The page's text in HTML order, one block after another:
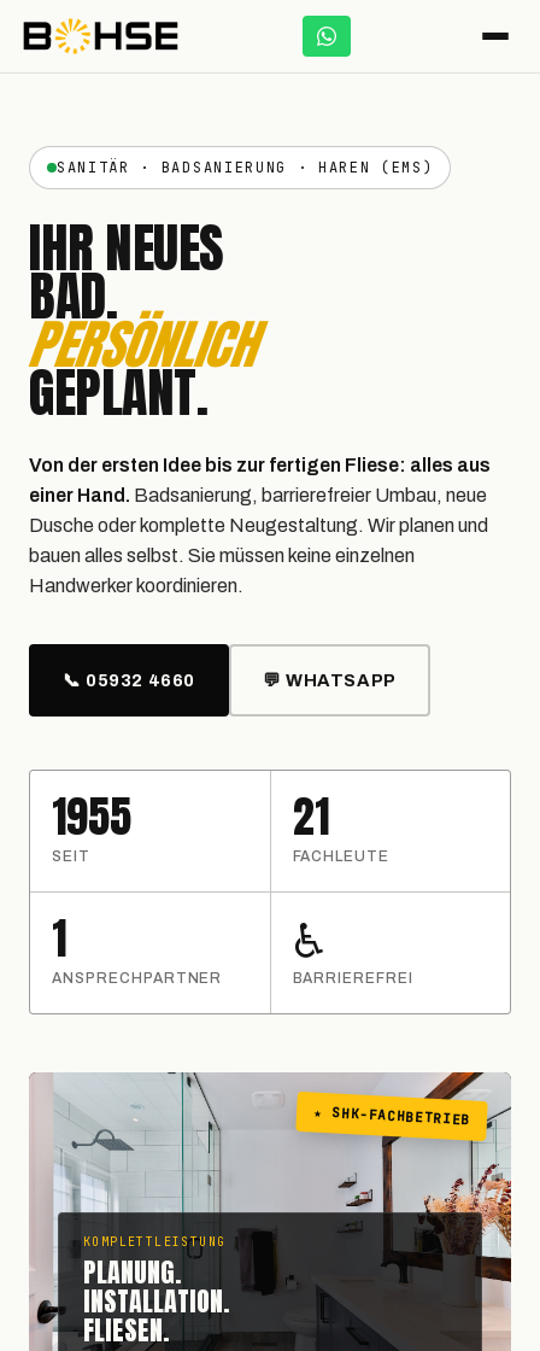
SANITÄR · BADSANIERUNG · HAREN (EMS)
IHR NEUES
BAD.
PERSÖNLICH
GEPLANT.
Von der ersten Idee bis zur fertigen Fliese: alles aus
einer Hand. Badsanierung, barrierefreier Umbau, neue
Dusche oder komplette Neugestaltung. Wir planen und
bauen alles selbst. Sie müssen keine einzelnen
Handwerker koordinieren.
📞 05932 4660 💬 WHATSAPP
1955
SEIT
21
FACHLEUTE
1
ANSPRECHPARTNER
♿
BARRIEREFREI
★ SHK-FACHBETRIEB
KOMPLETTLEISTUNG
PLANUNG.
INSTALLATION.
FLIESEN.